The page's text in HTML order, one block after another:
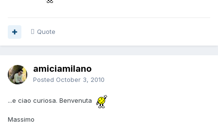
Quote
amiciamilano
Posted October 3, 2010
...e ciao curiosa. Benvenuta
Massimo